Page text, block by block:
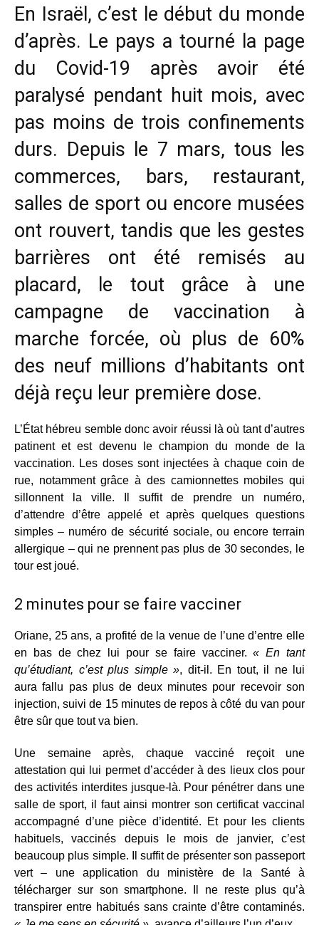
En Israël, c’est le début du monde
d’après. Le pays a tourné la page
du Covid-19 après avoir été
paralysé pendant huit mois, avec
pas moins de trois confinements
durs. Depuis le 7 mars, tous les
commerces, bars, restaurant,
salles de sport ou encore musées
ont rouvert, tandis que les gestes
barrières ont été remisés au
placard, le tout grâce à une
campagne de vaccination à
marche forcée, où plus de 60%
des neuf millions d’habitants ont
déjà reçu leur première dose.
L’État hébreu semble donc avoir réussi là où tant d’autres
patinent et est devenu le champion du monde de la
vaccination. Les doses sont injectées à chaque coin de
rue, notamment grâce à des camionnettes mobiles qui
sillonnent la ville. Il suffit de prendre un numéro,
d’attendre d’être appelé et après quelques questions
simples – numéro de sécurité sociale, ou encore terrain
allergique – qui ne prennent pas plus de 30 secondes, le
tour est joué.
2 minutes pour se faire vacciner
Oriane, 25 ans, a profité de la venue de l’une d’entre elle
en bas de chez lui pour se faire vacciner.« En tant
qu’étudiant, c’est plus simple », dit-il. En tout, il ne lui
aura fallu pas plus de deux minutes pour recevoir son
injection, suivi de 15 minutes de repos à côté du van pour
être sûr que tout va bien.
Une semaine après, chaque vacciné reçoit une
attestation qui lui permet d’accéder à des lieux clos pour
des activités interdites jusque-là. Pour pénétrer dans une
salle de sport, il faut ainsi montrer son certificat vaccinal
accompagné d’une pièce d’identité. Et pour les clients
habituels, vaccinés depuis le mois de janvier, c’est
beaucoup plus simple. Il suffit de présenter son passeport
vert – une application du ministère de la Santé à
télécharger sur son smartphone. Il ne reste plus qu’à
transpirer entre habitués sans crainte d’être contaminés.